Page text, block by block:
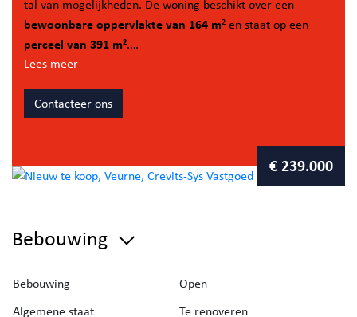
tal van mogelijkheden. De woning beschikt over een
bewoonbare oppervlakte van 164 m² en staat op een
perceel van 391 m².
inkomhal, die toegang biedt tot de
slaapkamer/bureaukamer
keukenen een
lichtrijke eetplaats. Daarnaast vinden we op het
een vaste trap toegang tot dezolderverdieping
Lees meer
Contacteer ons
€ 239.000
Bebouwing
Bebouwing
Open
Algemene staat
Te renoveren